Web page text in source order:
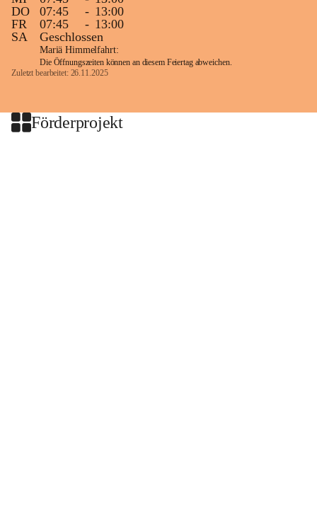
DO
07:45 - 13:00
FR
07:45 - 13:00
SA
Geschlossen
Mariä Himmelfahrt:
Die Öffnungszeiten können an diesem Feiertag abweichen.
Zuletzt bearbeitet: 26.11.2025
Förderprojekt